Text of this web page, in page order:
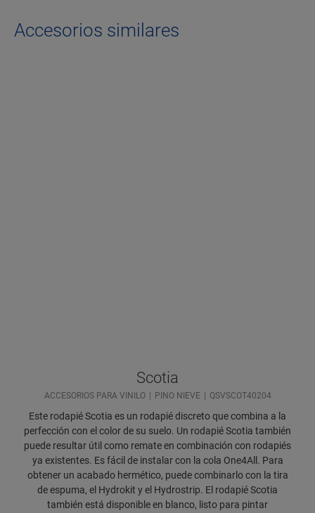
Accesorios similares
Scotia
ACCESORIOS PARA VINILO PINO NIEVE QSVSCOT40204
Este rodapié Scotia es un rodapié discreto que combina a la
perfección con el color de su suelo. Un rodapié Scotia también
puede resultar útil como remate en combinación con rodapiés
ya existentes. Es fácil de instalar con la cola One4All. Para
obtener un acabado hermético, puede combinarlo con la tira
de espuma, el Hydrokit y el Hydrostrip. El rodapié Scotia
también está disponible en blanco, listo para pintar